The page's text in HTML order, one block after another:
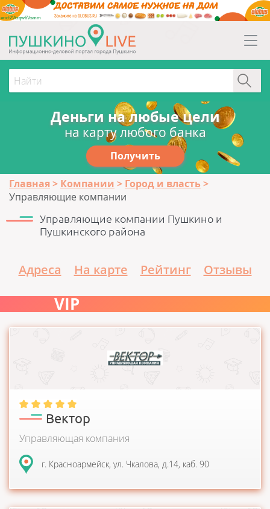
erid:2Vtzqw6Vsmm
Деньги на любые цели
на карту любого банка
Получить
Главная Компании
Город и власть
Управляющие компании
Управляющие компании Пушкино и
Пушкинского района
Адреса На карте Рейтинг Отзывы
VIP
деятельность по управлению многоквартирными домами....
Вектор
Управляющая компания
г. Красноармейск, ул. Чкалова, д.14, каб. 90